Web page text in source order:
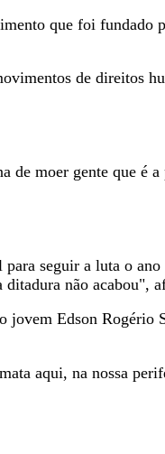
que foi fundado
de direitos
de moer gente que é
seguir a luta o
ditadura não acabou",
jovem Edson Rogério
aqui, na nossa